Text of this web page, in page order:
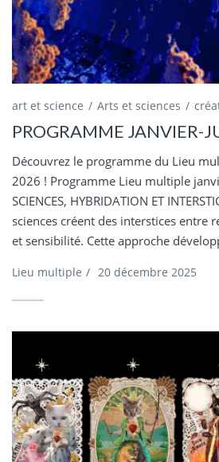
art et science Arts et sciences
PROGRAMME JANVIER-
Découvrez le programme du Lieu
2026 ! Programme Lieu multiple
SCIENCES, HYBRIDATION ET
sciences créent des interstices entre
et sensibilité. Cette approche
Lieu multiple / 20 décembre 2025